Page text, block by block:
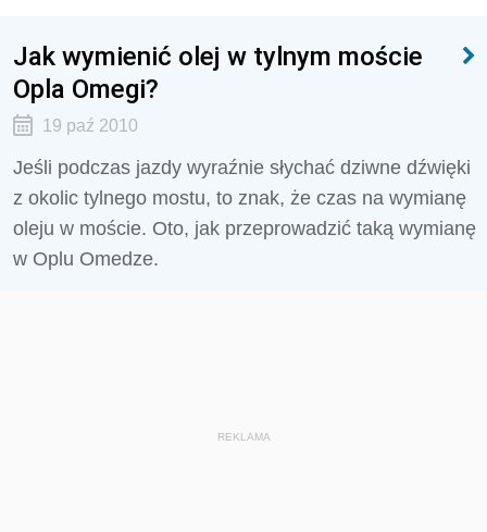
Jak wymienić olej w tylnym moście
Opla Omegi?
19 paź 2010
Jeśli podczas jazdy wyraźnie słychać dziwne dźwięki
z okolic tylnego mostu, to znak, że czas na wymianę
oleju w moście. Oto, jak przeprowadzić taką wymianę
w Oplu Omedze.
REKLAMA